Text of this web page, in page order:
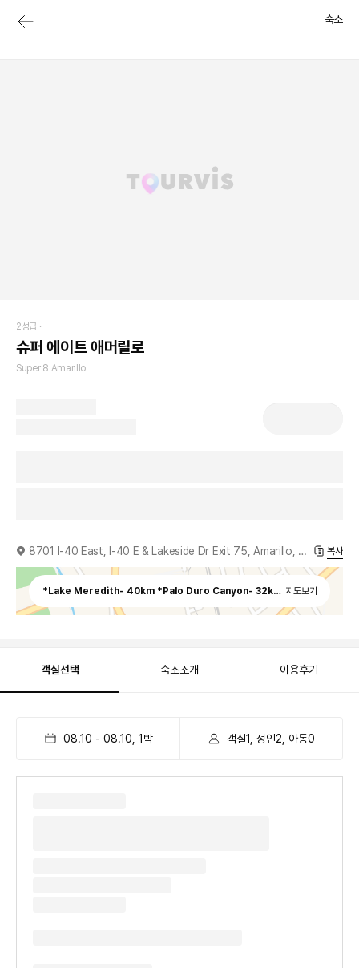
숙소
2성급 ·
슈퍼 에이트 애머릴로
Super 8 Amarillo
8701 I-40 East, I-40 E & Lakeside Dr Exit 75, Amarillo, TX, 복사
지도보기
객실선택 숙소소개 이용후기
08.10 - 08.10 1 박 객실1, 성인2, 아동0